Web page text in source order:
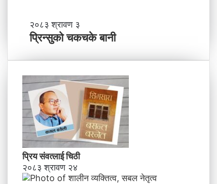
ने
पा
काे
ण्ड
की
प्र
दे
श
मा
न
याँ
ने
तृ
प्रि
न्सु
को
च
के
बा
नी
२०८३ श्रावण ३
प्रिन्सुको चकचके बानी
प्रिय संवत्लाई चिठी
२०८३ श्रावण २४